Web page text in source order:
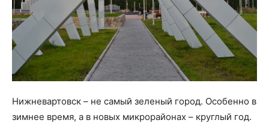
Нижневартовск – не самый зеленый город. Особенно в
зимнее время, а в новых микрорайонах – круглый год.